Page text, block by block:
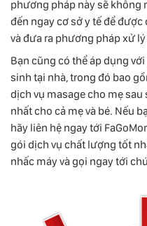
phương pháp này sẽ không
đến ngay cơ sở y tế để
và đưa ra phương pháp xử
Bạn cũng có thể áp dụng
sinh tại nhà, trong đó bao
dịch vụ masage cho mẹ
nhất cho cả mẹ và bé. Nếu
hãy liên hệ ngay tới
gói dịch vụ chất lượng tốt
nhấc máy và gọi ngay tới